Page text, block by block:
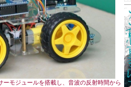
ーモジュールを搭載し、音波の反射時間から